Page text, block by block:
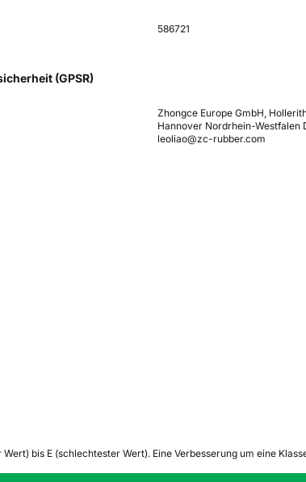
586721
(GPSR)
Zhongce Europe GmbH,
Hannover Nordrhein-Westfalen
leoliao@zc-rubber.com
bis E (schlechtester Wert). Eine Verbesserung um eine